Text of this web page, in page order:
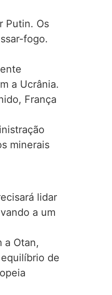
Putin. Os
fogo.
a Ucrânia.
França
minerais
lidar
a um
a Otan,
de